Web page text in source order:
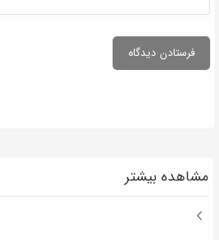
مشاهده بیشتر